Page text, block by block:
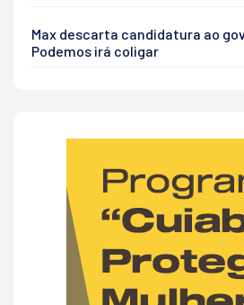
Max descarta candidatura ao
Podemos irá coligar